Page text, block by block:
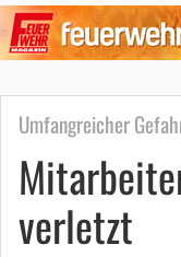
Umfangreicher
verletzt